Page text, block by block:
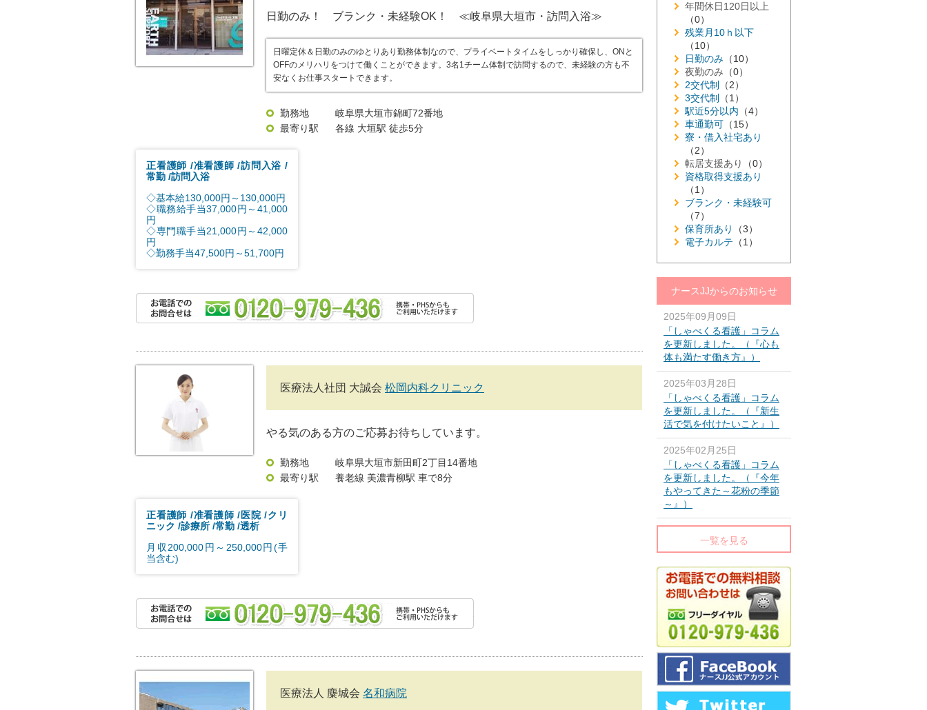
日勤のみ！ ブランク・未経験OK！ ≪岐阜県大垣市・訪問入浴≫
日曜定休＆日勤のみのゆとりあり勤務体制なので、プライベートタイムをしっかり確保し、ONと
OFFのメリハリをつけて働くことができます。3名1チーム体制で訪問するので、未経験の方も不
安なくお仕事スタートできます。
勤務地
岐阜県大垣市錦町72番地
最寄り駅
各線 大垣駅 徒歩5分
正看護師 准看護師
訪問入浴
常勤 訪問入浴
◇基本給130,000円～130,000円
◇職務給手当37,000円～41,000
円
◇専門職手当21,000円～42,000
円
◇勤務手当47,500円～51,700円
医療法人社団 大誠会 松岡内科クリニック
やる気のある方のご応募お待ちしています。
勤務地
岐阜県大垣市新田町2丁目14番地
最寄り駅
養老線 美濃青柳駅 車で8分
正看護師 准看護師 医院
クリ
ニック
診療所 常勤 透析
月収200,000円～250,000円(手
当含む)
医療法人 麋城会 名和病院
年間休日120日以上
（0）
残業月10ｈ以下
（10）
日勤のみ （10）
夜勤のみ （0）
2交代制
（2）
3交代制
（1）
駅近5分以内 （4）
車通勤可 （15）
寮・借入社宅あり
（2）
転居支援あり
（0）
資格取得支援あり
（1）
ブランク・未経験可
（7）
保育所あり
（3）
電子カルテ （1）
ナースJJからのお知らせ
2025年09月09日
「しゃべくる看護」コラム
を更新しました。（『心も
体も満たす働き方』）
2025年03月28日
「しゃべくる看護」コラム
を更新しました。（『新生
活で気を付けたいこと』）
2025年02月25日
「しゃべくる看護」コラム
を更新しました。（『今年
もやってきた～花粉の季節
～』）
一覧を見る